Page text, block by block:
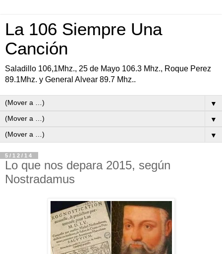
La 106 Siempre Una
Canción
Saladillo 106,1Mhz., 25 de Mayo 106.3 Mhz., Roque Perez
89.1Mhz. y General Alvear 89.7 Mhz..
▼
▼
▼
5/12/14
Lo que nos depara 2015, según
Nostradamus